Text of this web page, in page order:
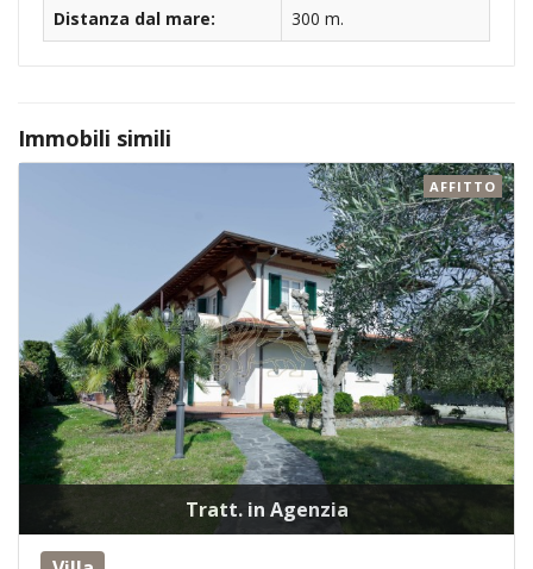
Distanza dal mare:
300 m.
Immobili simili
Tratt. in Agenzia
AFFITTO